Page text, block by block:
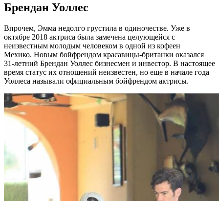
Брендан Уоллес
Впрочем, Эмма недолго грустила в одиночестве. Уже в
октябре 2018 актриса была замечена целующейся с
неизвестным молодым человеком в одной из кофеен
Мехико. Новым бойфрендом красавицы-британки оказался
31-летний Брендан Уоллес бизнесмен и инвестор. В настоящее
время статус их отношений неизвестен, но еще в начале года
Уоллеса называли официальным бойфрендом актрисы.